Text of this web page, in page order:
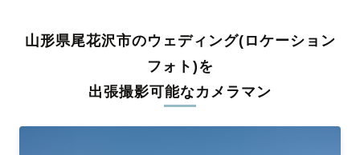
料金は全国どこでも一律。わかりやすく安心の価格設定です。オ
リジナルの研修と厳正な審査に合格し、撮影技術やホスピタリテ
ィを身につけたプロのカメラマンが全国47都道府県に在籍してい
ます。創業10年のノウハウを活かし、思い出に残る素敵な撮影体
山形県尾花沢市のウェディング(ロケーション
フォト)を
出張撮影可能なカメラマン